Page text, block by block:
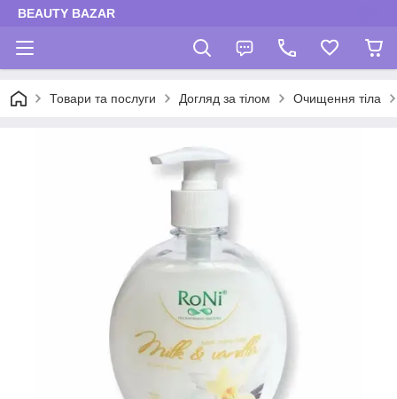
BEAUTY BAZAR
Товари та послуги Догляд за тілом Очищення тіла